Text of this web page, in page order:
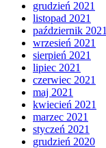
grudzień 2021
listopad 2021
październik 2021
wrzesień 2021
sierpień 2021
lipiec 2021
czerwiec 2021
maj 2021
kwiecień 2021
marzec 2021
styczeń 2021
grudzień 2020